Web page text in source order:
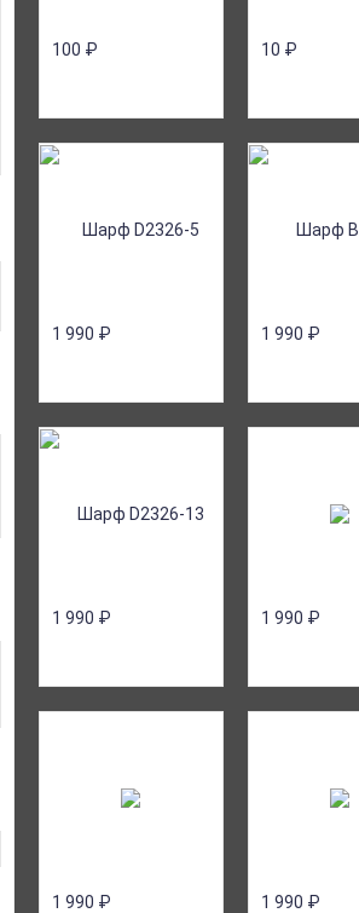
100 ₽ 10 ₽
1 990 ₽ 1 990 ₽
1 990 ₽ 1 990 ₽
1 990 ₽ 1 990 ₽